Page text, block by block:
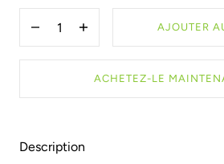
Diminuer
la
Augmenter
la
Kit
AJOUTER
ACHETEZ-LE
Description